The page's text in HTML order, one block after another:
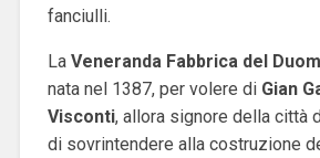
fanciulli.
La Veneranda Fabbrica del
nata nel 1387, per volere di Gian
Visconti, allora signore della città
di sovrintendere alla costruzione